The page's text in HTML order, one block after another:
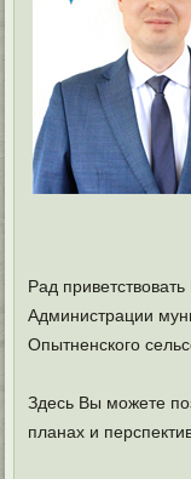
Рад
Администрации
Опытненского
Здесь Вы можете
планах и